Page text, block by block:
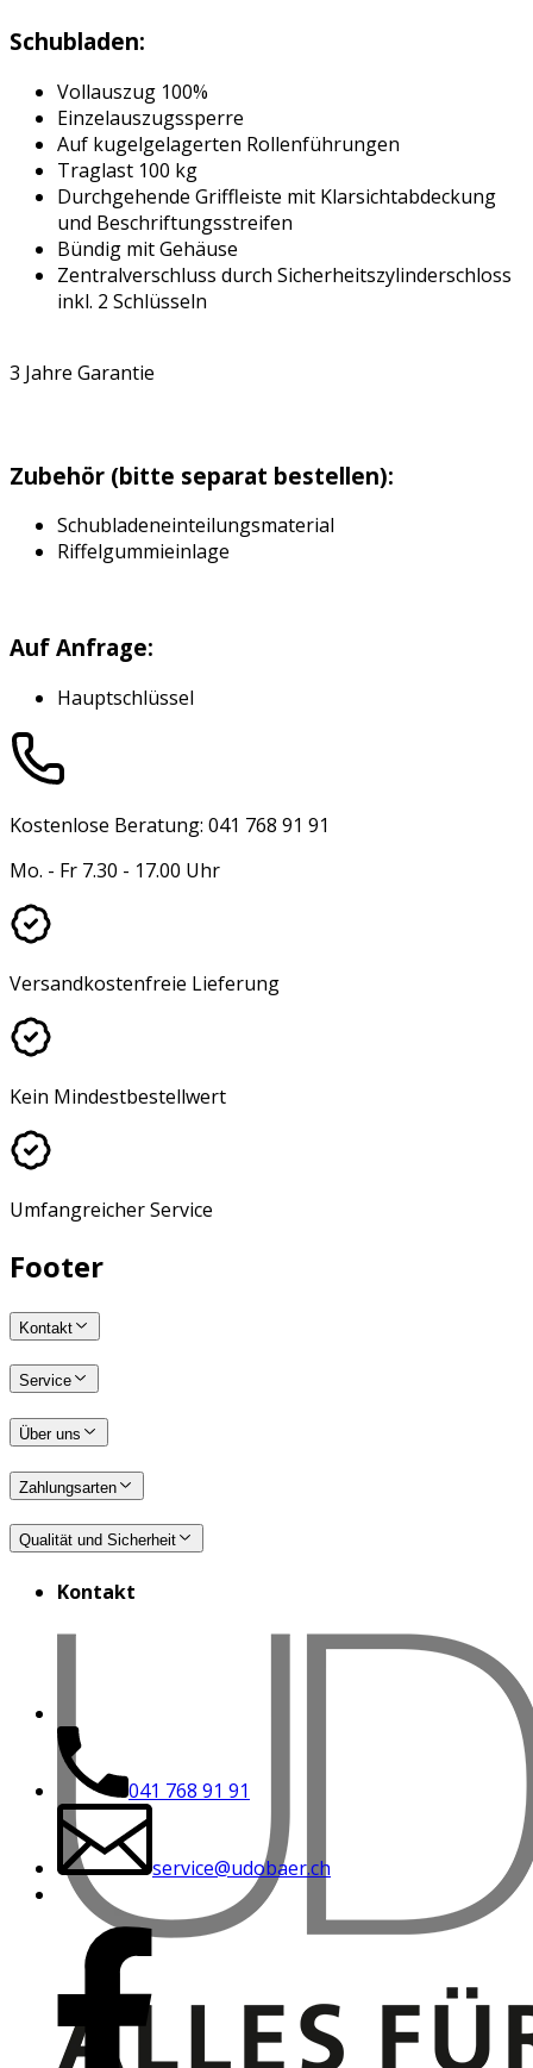
Schubladen:
Vollauszug 100%
Einzelauszugssperre
Auf kugelgelagerten Rollenführungen
Traglast 100 kg
Durchgehende Griffleiste mit Klarsichtabdeckung
und Beschriftungsstreifen
Bündig mit Gehäuse
Zentralverschluss durch Sicherheitszylinderschloss
inkl. 2 Schlüsseln
3 Jahre Garantie
Zubehör (bitte separat bestellen):
Schubladeneinteilungsmaterial
Riffelgummieinlage
Auf Anfrage:
Hauptschlüssel
Kostenlose Beratung: 041 768 91 91
Mo. - Fr 7.30 - 17.00 Uhr
Versandkostenfreie Lieferung
Kein Mindestbestellwert
Umfangreicher Service
Footer
Kontakt
Service
Über uns
Zahlungsarten
Qualität und Sicherheit
Kontakt
041 768 91 91
service@udobaer.ch